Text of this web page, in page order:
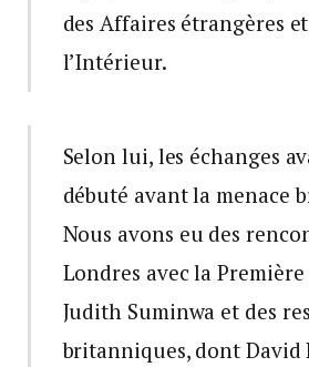
des Affaires étrangères
l’Intérieur.
Selon lui, les échanges
débuté avant la menace
Nous avons eu des
Londres avec la
Judith Suminwa et des
britanniques, dont David